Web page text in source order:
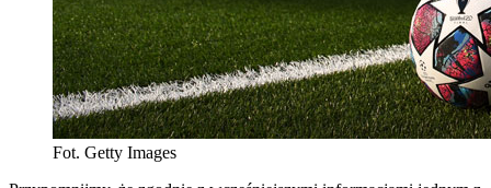
Fot. Getty Images